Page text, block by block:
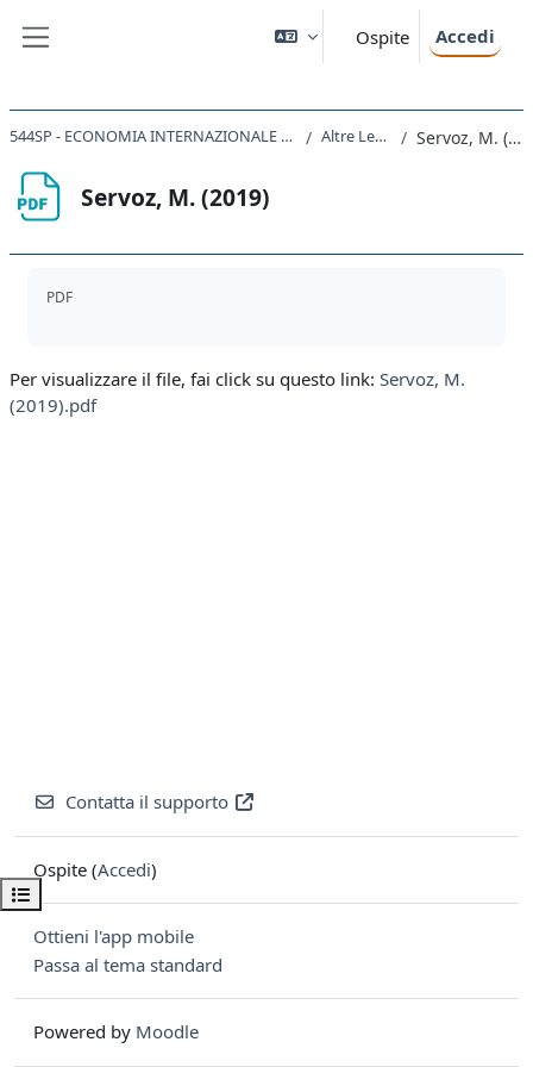
Ospite Accedi
Apri indice del corso
544SP - ECONOMIA INTERNAZIONALE 2023 - 2024 Altre Letture Servoz, M. (2019)
Servoz, M. (2019)
PDF
Per visualizzare il file, fai click su questo link: Servoz, M.
(2019).pdf
Contatta il supporto
Ospite (Accedi)
Ottieni l'app mobile
Passa al tema standard
Powered by Moodle